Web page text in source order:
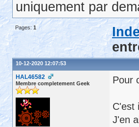
uniquement par
Pages: 1
10-12-2020 12:07:53
HAL46582
Membre completement Geek Pour
C'est
J'en